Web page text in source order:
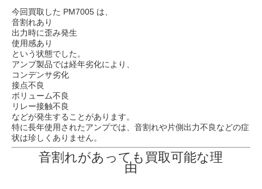
今回買取した PM7005 は、
音割れあり
出力時に歪み発生
使用感あり
という状態でした。
アンプ製品では経年劣化により、
コンデンサ劣化
接点不良
ボリューム不良
リレー接触不良
などが発生することがあります。
特に長年使用されたアンプでは、音割れや片側出力不良などの症
状は珍しくありません。
音割れがあっても買取可能な理
由